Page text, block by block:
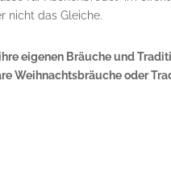
nicht das Gleiche.
eigenen Bräuche und
Weihnachtsbräuche oder